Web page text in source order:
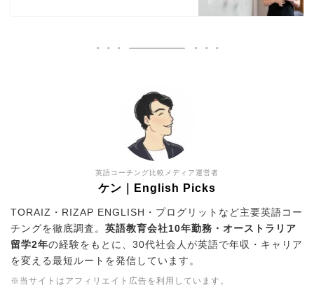
英語コーチング比較メディア運営者
ケン｜English Picks
TORAIZ・RIZAP ENGLISH・プログリットなど主要英語コー
チングを徹底調査。 英語教育会社10年勤務・オーストラリア
留学2年の経験をもとに、30代社会人が英語で年収・キャリア
を変える最短ルートを発信しています。
※当サイトはアフィリエイト広告を利用しています。